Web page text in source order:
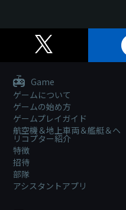
Game
ゲームについて
ゲームの始め方
ゲームプレイガイド
航空機＆地上車両＆艦艇＆ヘ
リコプター紹介
特徴
招待
部隊
アシスタントアプリ